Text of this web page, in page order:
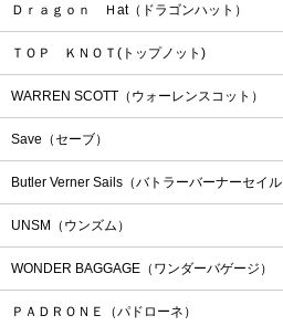
Ｄｒａｇｏｎ Ｈat（ドラゴンハット）
ＴＯＰ ＫＮＯＴ(トップノット)
WARREN SCOTT（ウォーレンスコット）
Save（セーブ）
Butler Verner Sails（バトラーバーナーセイル
UNSM（ウンズム）
WONDER BAGGAGE（ワンダーバゲージ）
ＰＡＤＲＯＮＥ（パドローネ）